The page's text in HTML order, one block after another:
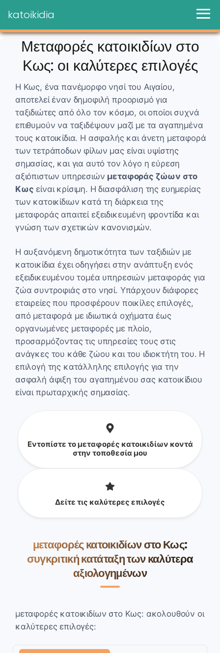
katoikidia
Μεταφορές κατοικιδίων στο
Κως: οι καλύτερες επιλογές
Η Κως, ένα πανέμορφο νησί του Αιγαίου,
αποτελεί έναν δημοφιλή προορισμό για
ταξιδιώτες από όλο τον κόσμο, οι οποίοι συχνά
επιθυμούν να ταξιδέψουν μαζί με τα αγαπημένα
τους κατοικίδια. Η ασφαλής και άνετη μεταφορά
των τετράποδων φίλων μας είναι υψίστης
σημασίας, και για αυτό τον λόγο η εύρεση
αξιόπιστων υπηρεσιών μεταφοράς ζώων στο
Κως είναι κρίσιμη. Η διασφάλιση της ευημερίας
των κατοικίδιων κατά τη διάρκεια της
μεταφοράς απαιτεί εξειδικευμένη φροντίδα και
γνώση των σχετικών κανονισμών.
Η αυξανόμενη δημοτικότητα των ταξιδιών με
κατοικίδια έχει οδηγήσει στην ανάπτυξη ενός
εξειδικευμένου τομέα υπηρεσιών μεταφοράς για
ζώα συντροφιάς στο νησί. Υπάρχουν διάφορες
εταιρείες που προσφέρουν ποικίλες επιλογές,
από μεταφορά με ιδιωτικά οχήματα έως
οργανωμένες μεταφορές με πλοίο,
προσαρμόζοντας τις υπηρεσίες τους στις
ανάγκες του κάθε ζώου και του ιδιοκτήτη του. Η
επιλογή της κατάλληλης επιλογής για την
ασφαλή άφιξη του αγαπημένου σας κατοικίδιου
είναι πρωταρχικής σημασίας.
Εντοπίστε το μεταφορές κατοικιδίων κοντά
στην τοποθεσία μου
Δείτε τις καλύτερες επιλογές
μεταφορές κατοικιδίων στο Κως:
συγκριτική κατάταξη των καλύτερα
αξιολογημένων
μεταφορές κατοικιδίων στο Κως: ακολουθούν οι
καλύτερες επιλογές: